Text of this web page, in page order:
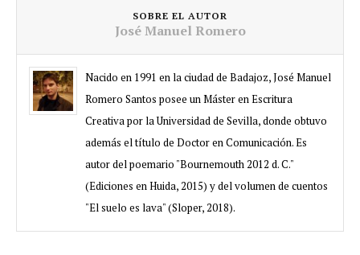
SOBRE EL AUTOR
José Manuel Romero
Nacido en 1991 en la ciudad de Badajoz, José Manuel
Romero Santos posee un Máster en Escritura
Creativa por la Universidad de Sevilla, donde obtuvo
además el título de Doctor en Comunicación. Es
autor del poemario "Bournemouth 2012 d. C."
(Ediciones en Huida, 2015) y del volumen de cuentos
"El suelo es lava" (Sloper, 2018).